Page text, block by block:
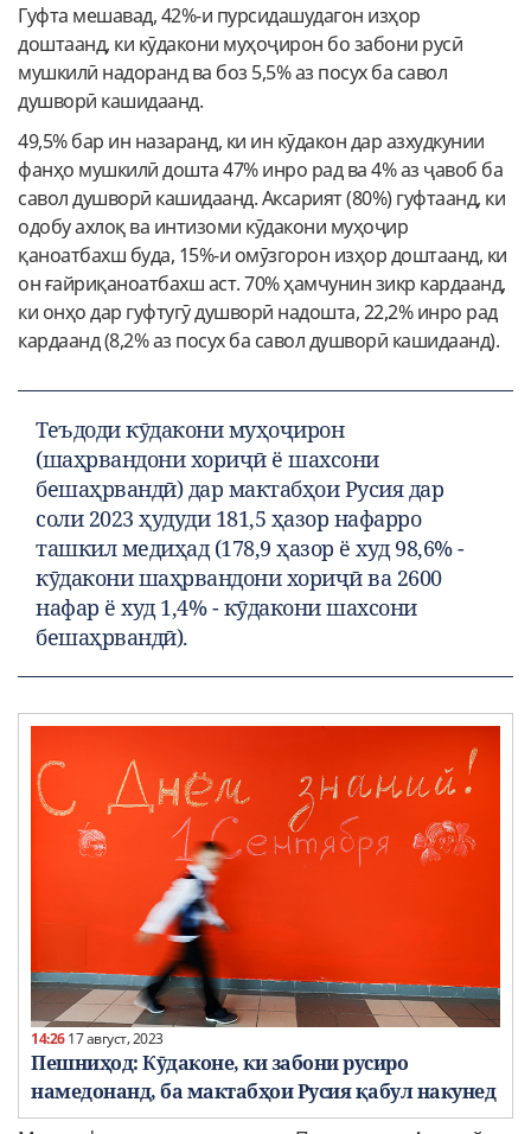
Гуфта мешавад, 42%-и пурсидашудагон изҳор
доштаанд, ки кӯдакони муҳоҷирон бо забони русӣ
мушкилӣ надоранд ва боз 5,5% аз посух ба савол
душворӣ кашидаанд.
49,5% бар ин назаранд, ки ин кӯдакон дар азхудкунии
фанҳо мушкилӣ дошта 47% инро рад ва 4% аз ҷавоб ба
савол душворӣ кашидаанд. Аксарият (80%) гуфтаанд, ки
одобу ахлоқ ва интизоми кӯдакони муҳоҷир
қаноатбахш буда, 15%-и омӯзгорон изҳор доштаанд, ки
он ғайриқаноатбахш аст. 70% ҳамчунин зикр кардаанд,
ки онҳо дар гуфтугӯ душворӣ надошта, 22,2% инро рад
кардаанд (8,2% аз посух ба савол душворӣ кашидаанд).
Теъдоди кӯдакони муҳоҷирон
(шаҳрвандони хориҷӣ ё шахсони
бешаҳрвандӣ) дар мактабҳои Русия дар
соли 2023 ҳудуди 181,5 ҳазор нафарро
ташкил медиҳад (178,9 ҳазор ё худ 98,6% -
кӯдакони шаҳрвандони хориҷӣ ва 2600
нафар ё худ 1,4% - кӯдакони шахсони
бешаҳрвандӣ).
14:2617 август, 2023
Пешниҳод: Кӯдаконе, ки забони русиро
намедонанд, ба мактабҳои Русия қабул накунед